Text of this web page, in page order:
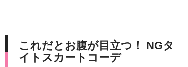
これだとお腹が目立つ！ NGタ
イトスカートコーデ